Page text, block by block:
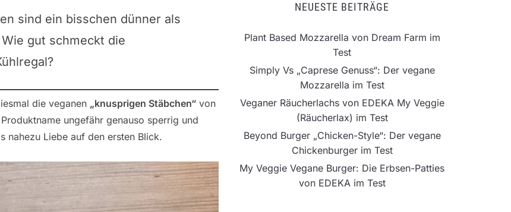
sind ein bisschen dünner als
gut schmeckt die
die veganen „knusprigen Stäbchen“ von
ungefähr genauso sperrig und
nahezu Liebe auf den ersten Blick.
NEUESTE BEITRÄGE
Plant Based Mozzarella von Dream Farm im
Test
Simply Vs „Caprese Genuss“: Der vegane
Mozzarella im Test
Veganer Räucherlachs von EDEKA My Veggie
(Räucherlax) im Test
Beyond Burger „Chicken-Style“: Der vegane
Chickenburger im Test
My Veggie Vegane Burger: Die Erbsen-Patties
von EDEKA im Test